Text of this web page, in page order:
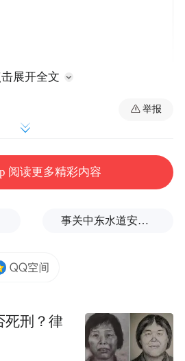
、全域振兴’发展战略，奋
如是说道。
擎。当天上午，全市半年
进……四大聚集区错位发
，协同发展的效益初步显
击展开全文
举报
阅读更多精彩内容
事关中东水道安全，沙特、埃及、土耳其、巴基斯坦外长举行会晤
死刑？律